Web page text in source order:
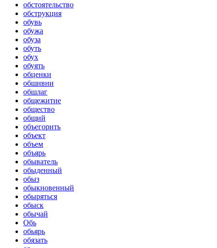
обстоятельство
обструкция
обувь
обужа
обуза
обуть
обух
обуять
обценки
обшивни
обшлаг
общежитие
общество
общий
объегорить
объект
объем
объярь
обыватель
обыденный
обыз
обыкновенный
обыряться
обыск
обычай
Обь
обьярь
обязать